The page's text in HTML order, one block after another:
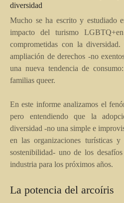
diversidad
Mucho se ha escrito y estudiado
impacto del turismo
comprometidas con la
ampliación de derechos -no
una nueva tendencia de
familias queer.
En este informe analizamos el
pero entendiendo que la
diversidad -no una simple e
en las organizaciones turísticas
sostenibilidad- uno de los
industria para los próximos años.
La potencia del arcoíris